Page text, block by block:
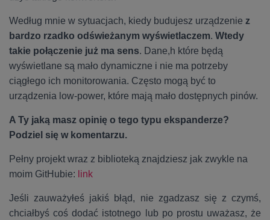
Według mnie w sytuacjach, kiedy budujesz urządzenie z
bardzo rzadko odświeżanym wyświetlaczem. Wtedy
takie połączenie już ma sens. Dane,h które będą
wyświetlane są mało dynamiczne i nie ma potrzeby
ciągłego ich monitorowania. Często mogą być to
urządzenia low-power, które mają mało dostępnych pinów.
A Ty jaką masz opinię o tego typu ekspanderze?
Podziel się w komentarzu.
Pełny projekt wraz z biblioteką znajdziesz jak zwykle na
moim GitHubie: link
Jeśli zauważyłeś jakiś błąd, nie zgadzasz się z czymś,
chciałbyś coś dodać istotnego lub po prostu uważasz, że